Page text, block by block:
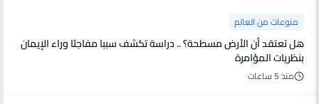
منوعات من العالم
هل تعتقد أن الأرض مسطحة؟ .. دراسة تكشف سببا مفاجئا وراء الإيمان
بنظريات المؤامرة
منذ 5 ساعات